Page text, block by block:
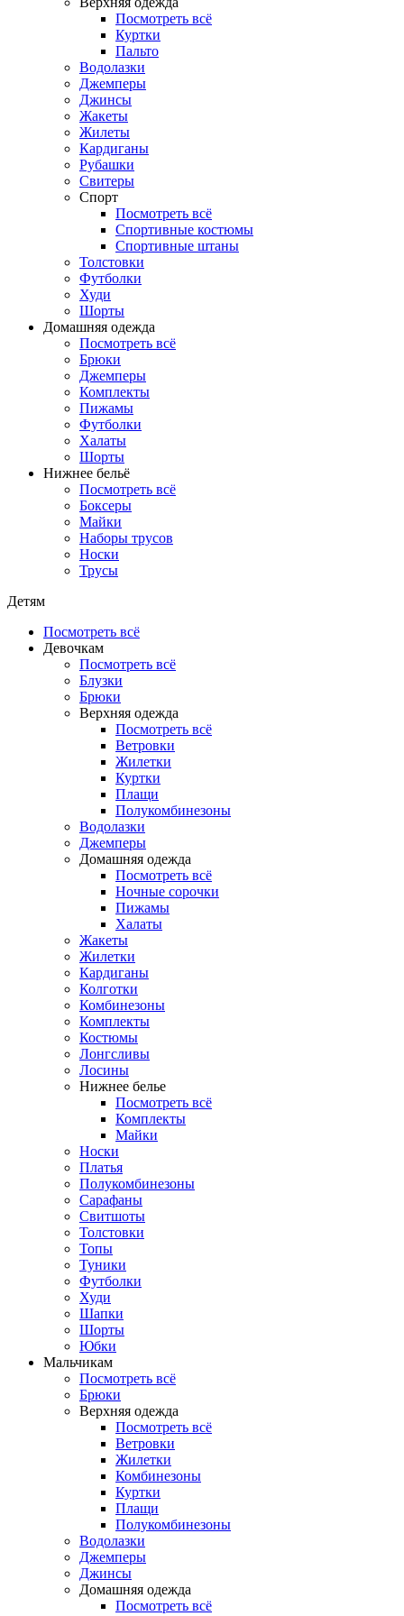
Посмотреть всё
Куртки
Пальто
Водолазки
Джемперы
Джинсы
Жакеты
Жилеты
Кардиганы
Рубашки
Свитеры
Спорт
Посмотреть всё
Спортивные костюмы
Спортивные штаны
Толстовки
Футболки
Худи
Шорты
Домашняя одежда
Посмотреть всё
Брюки
Джемперы
Комплекты
Пижамы
Футболки
Халаты
Шорты
Нижнее бельё
Посмотреть всё
Боксеры
Майки
Наборы трусов
Носки
Трусы
Детям
Посмотреть всё
Девочкам
Посмотреть всё
Блузки
Брюки
Верхняя одежда
Посмотреть всё
Ветровки
Жилетки
Куртки
Плащи
Полукомбинезоны
Водолазки
Джемперы
Домашняя одежда
Посмотреть всё
Ночные сорочки
Пижамы
Халаты
Жакеты
Жилетки
Кардиганы
Колготки
Комбинезоны
Комплекты
Костюмы
Лонгсливы
Лосины
Нижнее белье
Посмотреть всё
Комплекты
Майки
Носки
Платья
Полукомбинезоны
Сарафаны
Свитшоты
Толстовки
Топы
Туники
Футболки
Худи
Шапки
Шорты
Юбки
Мальчикам
Посмотреть всё
Брюки
Верхняя одежда
Посмотреть всё
Ветровки
Жилетки
Комбинезоны
Куртки
Плащи
Полукомбинезоны
Водолазки
Джемперы
Джинсы
Домашняя одежда
Посмотреть всё